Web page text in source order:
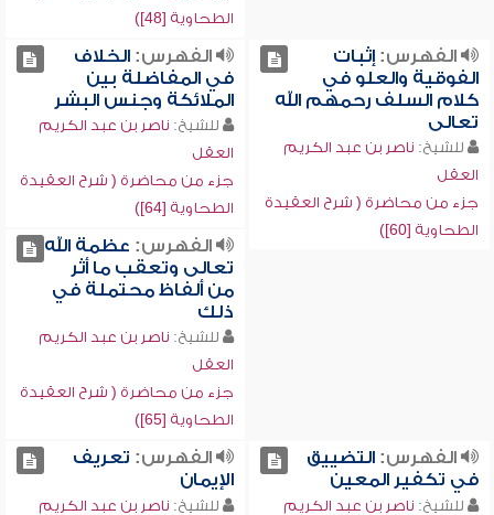
الطحاوية [48])
الفهرس:إثبات
الفوقية والعلو في
كلام السلف رحمهم الله
تعالى
للشيخ: ناصر بن عبد الكريم
العقل
جزء من محاضرة ( شرح العقيدة
الطحاوية [60])
الفهرس:الخلاف
في المفاضلة بين
الملائكة وجنس البشر
للشيخ: ناصر بن عبد الكريم
العقل
جزء من محاضرة ( شرح العقيدة
الطحاوية [64])
الفهرس: عظمة الله
تعالى وتعقب ما أثر
من ألفاظ محتملة في
ذلك
للشيخ: ناصر بن عبد الكريم
العقل
جزء من محاضرة ( شرح العقيدة
الطحاوية [65])
الفهرس:التضييق
في تكفير المعين
للشيخ: ناصر بن عبد الكريم
الفهرس: تعريف
الإيمان
للشيخ: ناصر بن عبد الكريم